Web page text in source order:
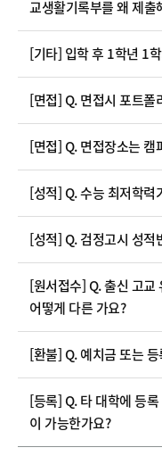
교생활기록부를 왜 제출
[기타] 입학 후 1학년 1
[면접] Q. 면접시 포트폴
[면접] Q. 면접장소는 캠
[성적] Q. 수능 최저학력
[성적] Q. 검정고시 성적
[원서접수] Q. 출신 고교
어떻게 다른 가요?
[환불] Q. 예치금 또는
[등록] Q. 타 대학에 등
이 가능한가요?